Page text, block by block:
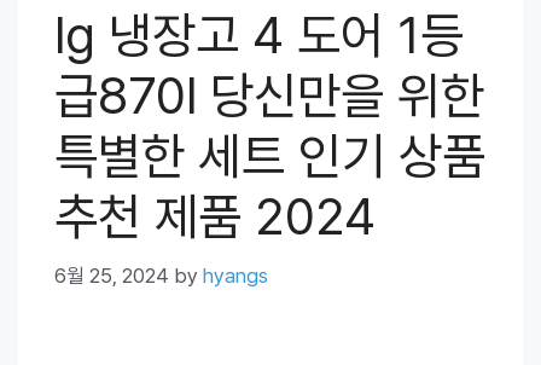
lg 냉장고 4 도어 1등
급870l 당신만을 위한
특별한 세트 인기 상품
추천 제품 2024
6월 25, 2024 by hyangs